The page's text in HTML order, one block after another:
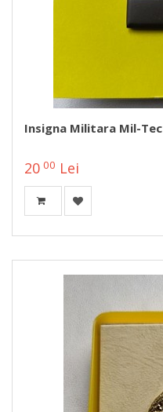
Insigna Militara Mil-Tec
20 00 Lei